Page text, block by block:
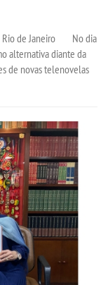
Rio de Janeiro No dia
alternativa diante da
de novas telenovelas